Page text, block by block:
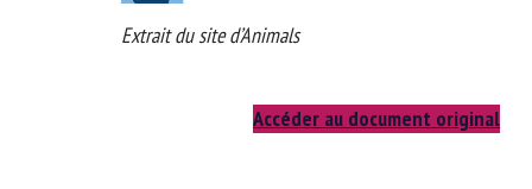
Extrait du site d’Animals